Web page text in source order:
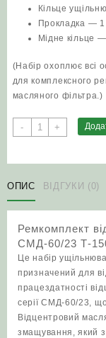
Кільце
Прокладка —
Мідне кільце
(Набір охоплює всі
для комплексного
масляного фільтра.)
-
Ремкомплект
відцентрового
СМД-60/23
Т‑150
+
ОПИС ВІДГУКИ (0)
Ремкомплект
СМД-60/23
Це набір
призначений для
працездатності
серії СМД‑60/23,
Відцентровий
змащування, який